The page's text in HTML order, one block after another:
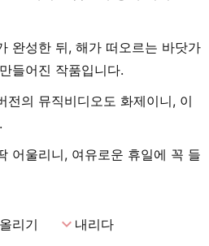
완성한 뒤, 해가 떠오르는 바닷가
들어진 작품입니다.
전의 뮤직비디오도 화제이니, 이
어울리니, 여유로운 휴일에 꼭 들
리기 expand_more내리다